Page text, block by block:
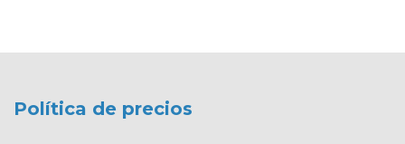
Política de precios